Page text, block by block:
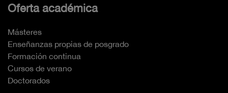
Oferta académica
Másteres
Enseñanzas propias de posgrado
Formación continua
Cursos de verano
Doctorados